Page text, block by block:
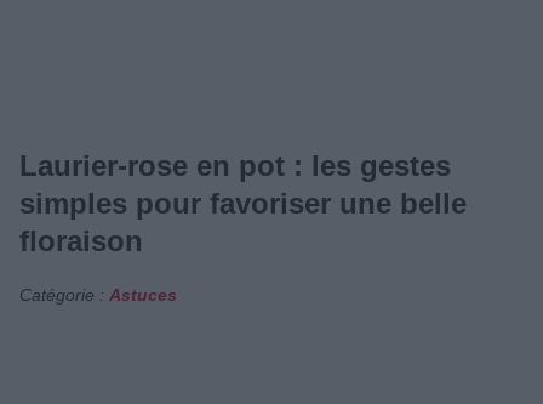
Laurier-rose en pot : les gestes
simples pour favoriser une belle
floraison
Catégorie : Astuces